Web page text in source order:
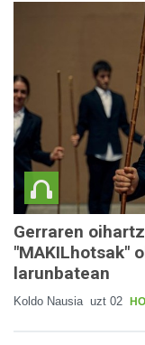
Gerraren
"MAKILhotsak"
larunbatean
Koldo Nausia uzt 02